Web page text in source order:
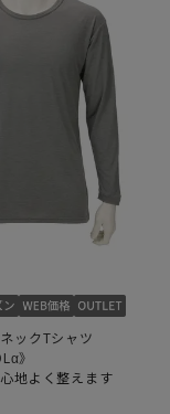
ックTシャツ
》
地よく整えます